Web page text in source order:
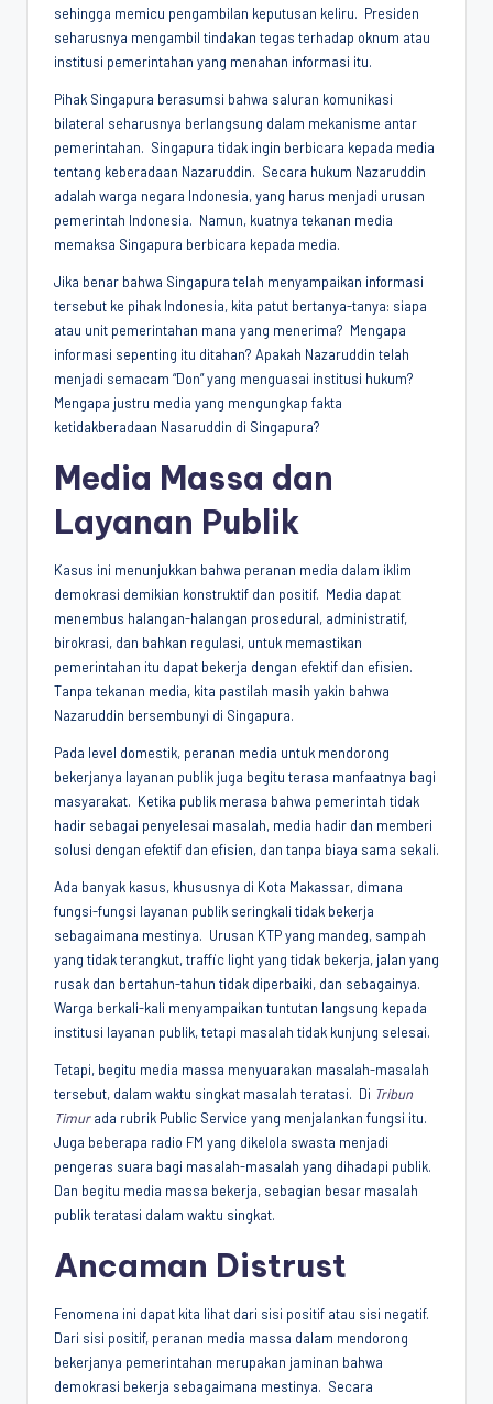
sehingga memicu pengambilan keputusan keliru. Presiden
seharusnya mengambil tindakan tegas terhadap oknum atau
institusi pemerintahan yang menahan informasi itu.
Pihak Singapura berasumsi bahwa saluran komunikasi
bilateral seharusnya berlangsung dalam mekanisme antar
pemerintahan. Singapura tidak ingin berbicara kepada media
tentang keberadaan Nazaruddin. Secara hukum Nazaruddin
adalah warga negara Indonesia, yang harus menjadi urusan
pemerintah Indonesia. Namun, kuatnya tekanan media
memaksa Singapura berbicara kepada media.
Jika benar bahwa Singapura telah menyampaikan informasi
tersebut ke pihak Indonesia, kita patut bertanya-tanya: siapa
atau unit pemerintahan mana yang menerima? Mengapa
informasi sepenting itu ditahan? Apakah Nazaruddin telah
menjadi semacam “Don” yang menguasai institusi hukum?
Mengapa justru media yang mengungkap fakta
ketidakberadaan Nasaruddin di Singapura?
Media Massa dan
Layanan Publik
Kasus ini menunjukkan bahwa peranan media dalam iklim
demokrasi demikian konstruktif dan positif. Media dapat
menembus halangan-halangan prosedural, administratif,
birokrasi, dan bahkan regulasi, untuk memastikan
pemerintahan itu dapat bekerja dengan efektif dan efisien.
Tanpa tekanan media, kita pastilah masih yakin bahwa
Nazaruddin bersembunyi di Singapura.
Pada level domestik, peranan media untuk mendorong
bekerjanya layanan publik juga begitu terasa manfaatnya bagi
masyarakat. Ketika publik merasa bahwa pemerintah tidak
hadir sebagai penyelesai masalah, media hadir dan memberi
solusi dengan efektif dan efisien, dan tanpa biaya sama sekali.
Ada banyak kasus, khususnya di Kota Makassar, dimana
fungsi-fungsi layanan publik seringkali tidak bekerja
sebagaimana mestinya. Urusan KTP yang mandeg, sampah
yang tidak terangkut, traffic light yang tidak bekerja, jalan yang
rusak dan bertahun-tahun tidak diperbaiki, dan sebagainya.
Warga berkali-kali menyampaikan tuntutan langsung kepada
institusi layanan publik, tetapi masalah tidak kunjung selesai.
Tetapi, begitu media massa menyuarakan masalah-masalah
tersebut, dalam waktu singkat masalah teratasi. Di Tribun
Timurada rubrik Public Service yang menjalankan fungsi itu.
Juga beberapa radio FM yang dikelola swasta menjadi
pengeras suara bagi masalah-masalah yang dihadapi publik.
Dan begitu media massa bekerja, sebagian besar masalah
publik teratasi dalam waktu singkat.
Ancaman Distrust
Fenomena ini dapat kita lihat dari sisi positif atau sisi negatif.
Dari sisi positif, peranan media massa dalam mendorong
bekerjanya pemerintahan merupakan jaminan bahwa
demokrasi bekerja sebagaimana mestinya. Secara